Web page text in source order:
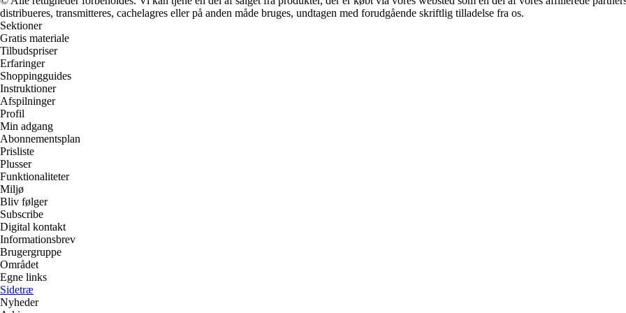
distribueres, transmitteres, cachelagres eller på anden måde bruges, undtagen med forudgående skriftlig tilladelse fra os.
Sektioner
Gratis materiale
Tilbudspriser
Erfaringer
Shoppingguides
Instruktioner
Afspilninger
Profil
Min adgang
Abonnementsplan
Prisliste
Plusser
Funktionaliteter
Miljø
Bliv følger
Subscribe
Digital kontakt
Informationsbrev
Brugergruppe
Området
Egne links
Sidetræ
Nyheder